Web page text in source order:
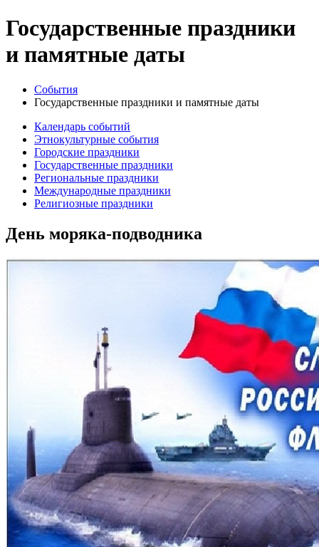
Государственные праздники
и памятные даты
События
Государственные праздники и памятные даты
Календарь событий
Этнокультурные события
Городские праздники
Государственные праздники
Региональные праздники
Международные праздники
Религиозные праздники
День моряка-подводника